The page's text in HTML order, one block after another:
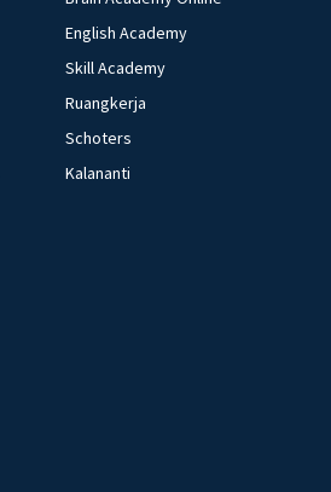
English Academy
Skill Academy
Ruangkerja
Schoters
Kalananti